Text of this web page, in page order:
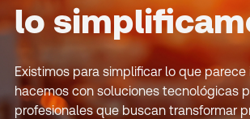
lo
Existimos para simplificar lo que parece
hacemos con soluciones tecnológicas
profesionales que buscan transformar